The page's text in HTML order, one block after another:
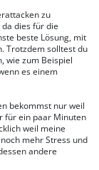
zu
dies für die
beste Lösung, mit
Trotzdem solltest du
wie zum Beispiel
es einem
bekommst nur weil
für ein paar Minuten
weil meine
mehr Stress und
andere